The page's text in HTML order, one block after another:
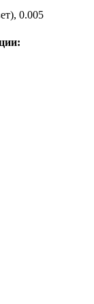
0.005